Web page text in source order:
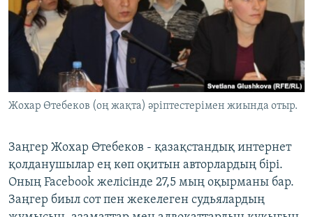
Жохар Өтебеков (оң жақта) әріптестерімен жиында отыр.
​Заңгер Жохар Өтебеков - қазақстандық интернет
қолданушылар ең көп оқитын авторлардың бірі.
Оның Facebook желісінде 27,5 мың оқырманы бар.
Заңгер биыл сот пен жекелеген судьялардың